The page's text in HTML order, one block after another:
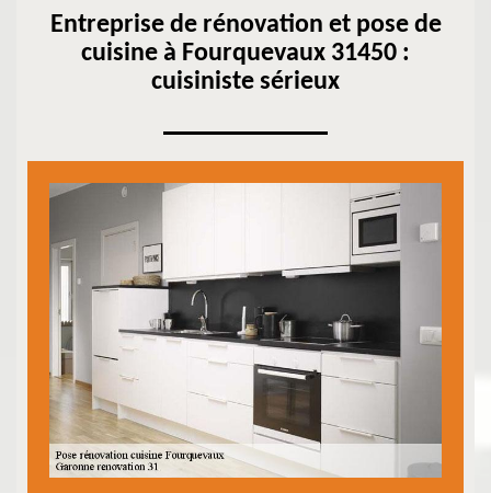
Entreprise de rénovation et pose de
cuisine à Fourquevaux 31450 :
cuisiniste sérieux